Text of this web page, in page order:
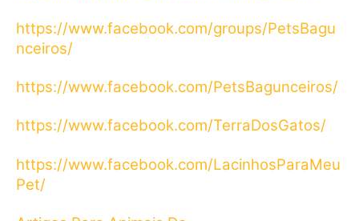
https://www.facebook.com/groups/PetsBagu
nceiros/
https://www.facebook.com/PetsBagunceiros/
https://www.facebook.com/TerraDosGatos/
https://www.facebook.com/LacinhosParaMeu
Pet/